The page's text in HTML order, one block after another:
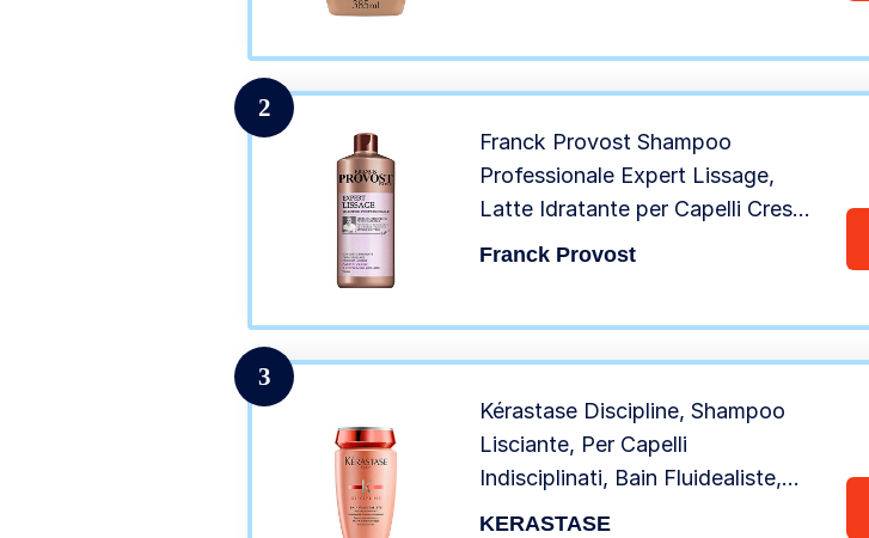
2
Franck Provost Shampoo
Professionale Expert Lissage,
Latte Idratante per Capelli Crespi,
750ml
Franck Provost
3
Kérastase Discipline, Shampoo
Lisciante, Per Capelli
Indisciplinati, Bain Fluidealiste,
250 ml
KERASTASE